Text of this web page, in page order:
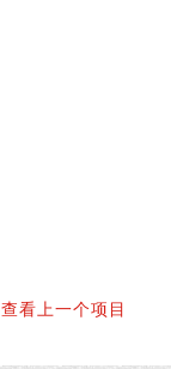
查看上一个项目